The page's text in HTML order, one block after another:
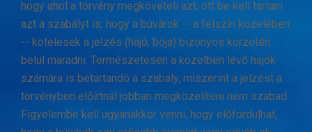
hogy ahol a törvény megköveteli azt, ott be kell tartani
azt a szabályt is, hogy a búvárok -- a felszín közelében
-- kötelesek a jelzés (hajó, bója) bizonyos körzetén
belül maradni. Természetesen a közelben lévő hajók
számára is betartandó a szabály, miszerint a jelzést a
törvényben előírtnál jobban megközelíteni nem szabad.
Figyelembe kell ugyanakkor venni, hogy előfordulhat,